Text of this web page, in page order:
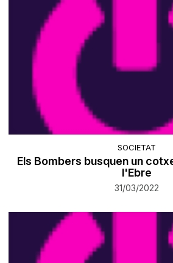
SOCIETAT
Els Bombers busquen un
l'Ebre
31/03/2022